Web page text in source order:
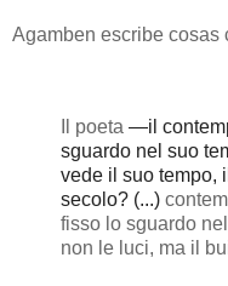
Agamben escribe cosas
Il poeta —il
sguardo nel suo
vede il suo tempo,
secolo? (...)
fisso lo sguardo
non le luci, ma il